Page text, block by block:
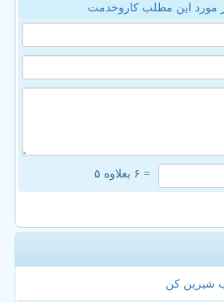
مورد این مطلب کاروخدمت
= ۶ بعلاوه ۵
شیرین کن